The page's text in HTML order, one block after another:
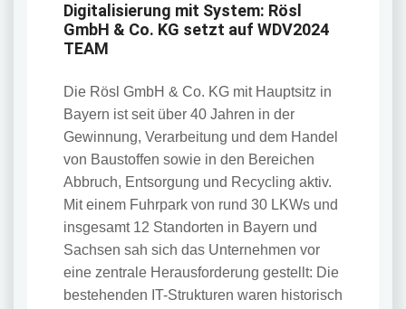
Digitalisierung mit System: Rösl
GmbH & Co. KG setzt auf WDV2024
TEAM
Die Rösl GmbH & Co. KG mit Hauptsitz in
Bayern ist seit über 40 Jahren in der
Gewinnung, Verarbeitung und dem Handel
von Baustoffen sowie in den Bereichen
Abbruch, Entsorgung und Recycling aktiv.
Mit einem Fuhrpark von rund 30 LKWs und
insgesamt 12 Standorten in Bayern und
Sachsen sah sich das Unternehmen vor
eine zentrale Herausforderung gestellt: Die
bestehenden IT-Strukturen waren historisch